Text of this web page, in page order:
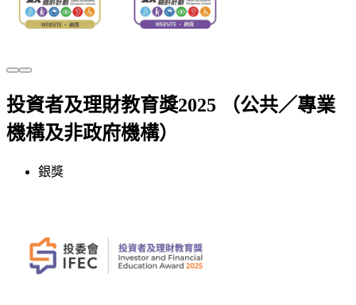
投資者及理財教育獎2025 （公共／專業
機構及非政府機構）
銀獎